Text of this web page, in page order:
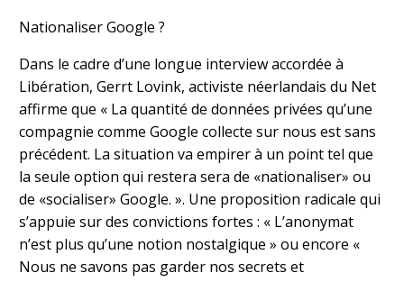
Nationaliser Google ?
Dans le cadre d’une longue interview accordée à
Libération, Gerrt Lovink, activiste néerlandais du Net
affirme que « La quantité de données privées qu’une
compagnie comme Google collecte sur nous est sans
précédent. La situation va empirer à un point tel que
la seule option qui restera sera de «nationaliser» ou
de «socialiser» Google. ». Une proposition radicale qui
s’appuie sur des convictions fortes : « L’anonymat
n’est plus qu’une notion nostalgique » ou encore «
Nous ne savons pas garder nos secrets et